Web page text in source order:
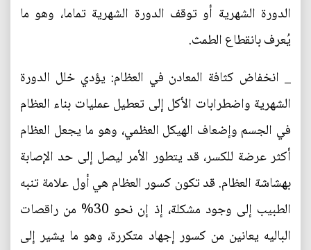
الدورة الشهرية أو توقف الدورة الشهرية تماما، وهو ما
يُعرف بانقطاع الطمث.
_ انخفاض كثافة المعادن في العظام: يؤدي خلل الدورة
الشهرية واضطرابات الأكل إلى تعطيل عمليات بناء العظام
في الجسم وإضعاف الهيكل العظمي، وهو ما يجعل العظام
أكثر عرضة للكسر، قد يتطور الأمر ليصل إلى حد الإصابة
بهشاشة العظام. قد تكون كسور العظام هي أول علامة تنبه
الطبيب إلى وجود مشكلة، إذ إن نحو 30% من راقصات
الباليه يعانين من كسور إجهاد متكررة، وهو ما يشير إلى